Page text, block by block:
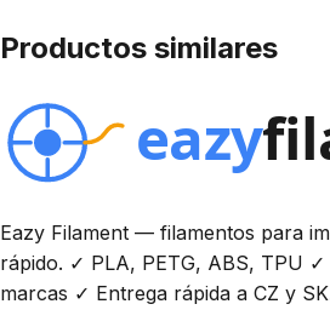
Productos similares
Eazy Filament — filamentos para
rápido. ✓ PLA, PETG, ABS, TPU ✓
marcas ✓ Entrega rápida a CZ y